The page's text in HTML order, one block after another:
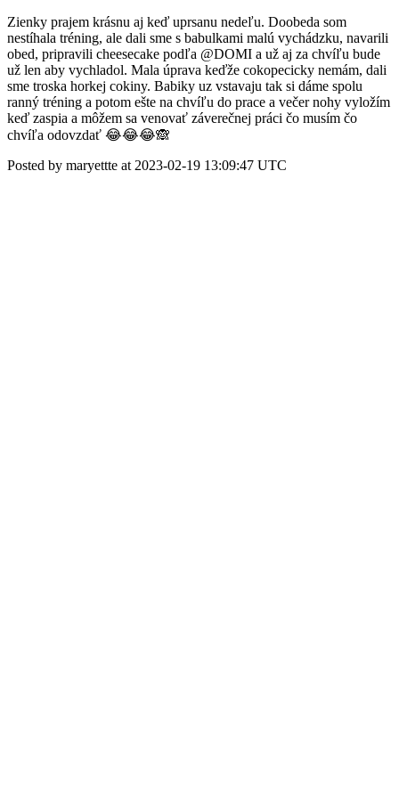
Zienky prajem krásnu aj keď uprsanu nedeľu. Doobeda som
nestíhala tréning, ale dali sme s babulkami malú vychádzku, navarili
obed, pripravili cheesecake podľa @DOMI a už aj za chvíľu bude
už len aby vychladol. Mala úprava keďže cokopecicky nemám, dali
sme troska horkej cokiny. Babiky uz vstavaju tak si dáme spolu
ranný tréning a potom ešte na chvíľu do prace a večer nohy vyložím
keď zaspia a môžem sa venovať záverečnej práci čo musím čo
chvíľa odovzdať 😂😂😂🙈
Posted by maryettte at 2023-02-19 13:09:47 UTC